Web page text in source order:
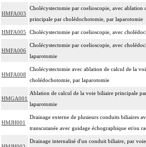
HMFA003
Cholécystectomie par coelioscopie, avec
principale par cholédochotomie, par laparotomie
HMFA005 Cholécystectomie par coelioscopie, avec
HMFA006
Cholécystectomie par coelioscopie, avec
laparotomie
HMFA008
Cholécystectomie avec ablation de calcul de la
cholédochotomie, par laparotomie
HMGA001
Ablation de calcul de la voie biliaire principale
laparotomie
HMJH001
Drainage externe de plusieurs conduits biliaires
transcutanée avec guidage échographique et/ou
Drainage internalisé d'un conduit biliaire, par